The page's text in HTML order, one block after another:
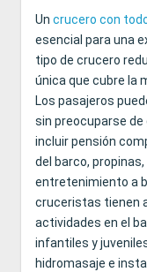
Un crucero con
esencial para una
tipo de crucero
única que cubre la
Los pasajeros
sin preocuparse
incluir pensión
del barco,
entretenimiento a
cruceristas tienen
actividades en el
infantiles y
hidromasaje e